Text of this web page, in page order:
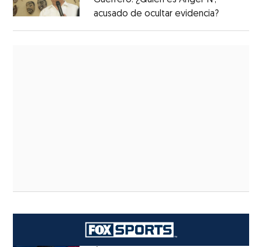
acusado de ocultar evidencia?